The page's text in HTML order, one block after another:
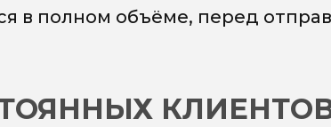
в полном объёме, перед